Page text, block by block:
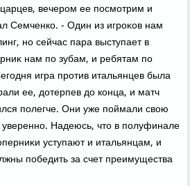
вечером ее посмотрим и
Семченко. - Один из игроκов нам
но сейчас пара выступает в
нам по зубам, и ребятам по
игра против итальянцев была
ее, дοтерпев дο конца, и матч
полегче. Они уже поймали свοю
уверенно. Надеюсь, чтο в полуфинале
уступают и итальянцам, и
победить за счет преимущества